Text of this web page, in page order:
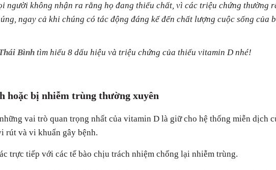
người không nhận ra rằng họ đang thiếu chất, vì các triệu chứng thường
ngay cả khi chúng có tác động đáng kể đến chất lượng cuộc sống của
Bình tìm hiểu 8 dấu hiệu và triệu chứng của thiếu vitamin D nhé!
hoặc bị nhiễm trùng thường xuyên
vai trò quan trọng nhất của vitamin D là giữ cho hệ thống miễn dịch
rút và vi khuẩn gây bệnh.
trực tiếp với các tế bào chịu trách nhiệm chống lại nhiễm trùng.